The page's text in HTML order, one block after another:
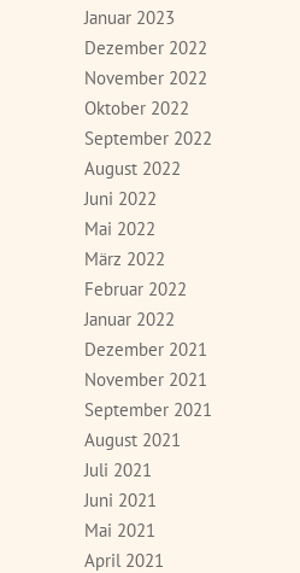
Januar 2023
Dezember 2022
November 2022
Oktober 2022
September 2022
August 2022
Juni 2022
Mai 2022
März 2022
Februar 2022
Januar 2022
Dezember 2021
November 2021
September 2021
August 2021
Juli 2021
Juni 2021
Mai 2021
April 2021